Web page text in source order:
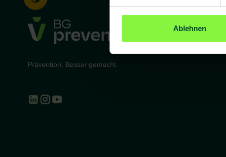
Ablehnen
Prävention. Besser gemacht.